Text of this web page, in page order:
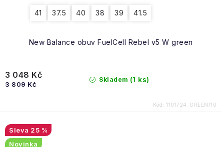
New Balance obuv FuelCell Rebel v5 W green
41 37.5 40 38 39 41.5
Skladem (1 ks)
3 048 Kč
3 809 Kč
Kód: 1101724_GREEN/10
25 %
Novinka